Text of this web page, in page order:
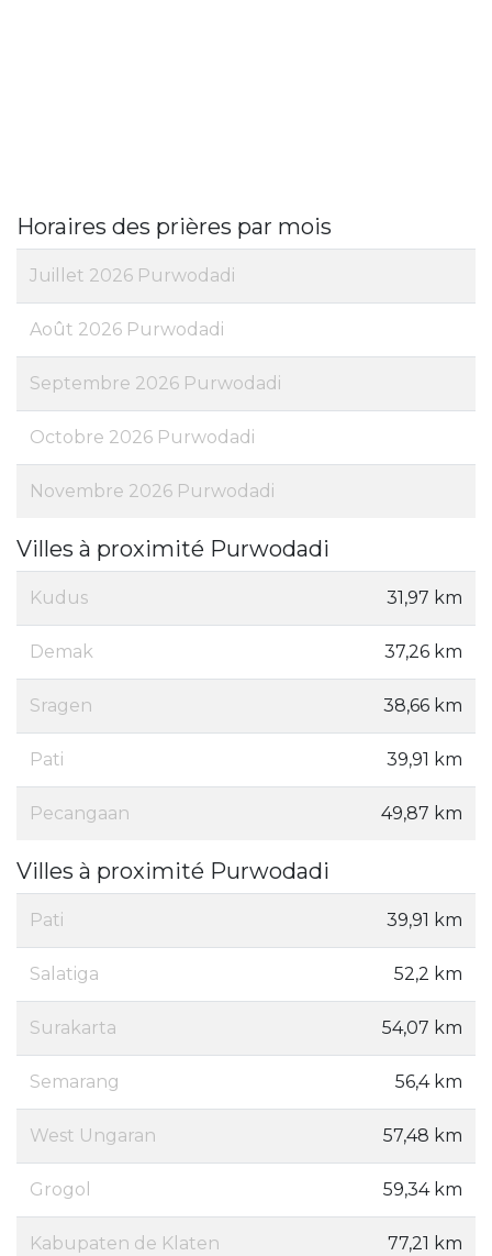
Horaires des prières par mois
Juillet 2026 Purwodadi
Août 2026 Purwodadi
Septembre 2026 Purwodadi
Octobre 2026 Purwodadi
Novembre 2026 Purwodadi
Villes à proximité Purwodadi
Kudus 31,97 km
Demak 37,26 km
Sragen 38,66 km
Pati 39,91 km
Pecangaan 49,87 km
Villes à proximité Purwodadi
Pati 39,91 km
Salatiga 52,2 km
Surakarta 54,07 km
Semarang 56,4 km
West Ungaran 57,48 km
Grogol 59,34 km
Kabupaten de Klaten 77,21 km